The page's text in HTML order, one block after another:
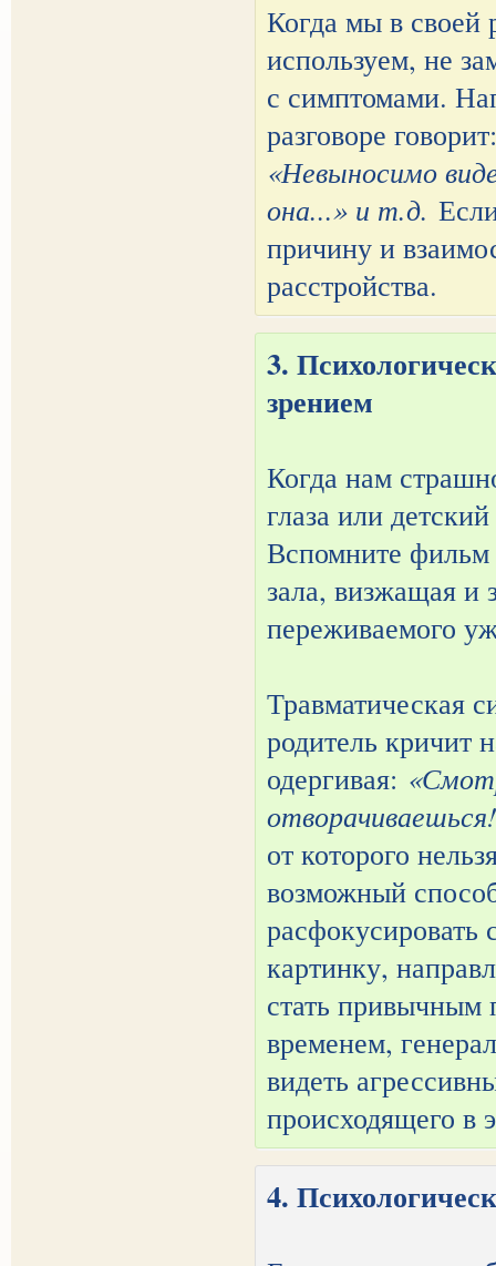
Когда мы в своей
используем, не
с симптомами.
разговоре
«Невыносимо
она...» и т.д.
причину и
расстройства.
3.
зрением
Когда нам
глаза или
Вспомните фильм
зала, визжащая и
переживаемого
Травматическая
родитель кричит
одергивая:
от которого
возможный
расфокусировать
картинку,
стать привычным
временем,
видеть
происходящего в
4.